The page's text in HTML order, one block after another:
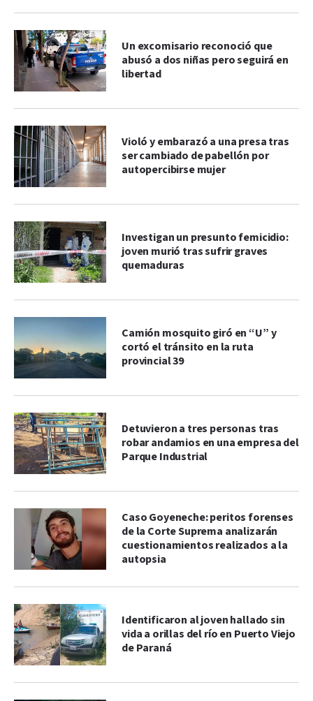
Un excomisario reconoció que
abusó a dos niñas pero seguirá en
libertad
Violó y embarazó a una presa tras
ser cambiado de pabellón por
autopercibirse mujer
Investigan un presunto femicidio:
joven murió tras sufrir graves
quemaduras
Camión mosquito giró en “U” y
cortó el tránsito en la ruta
provincial 39
Detuvieron a tres personas tras
robar andamios en una empresa del
Parque Industrial
Caso Goyeneche: peritos forenses
de la Corte Suprema analizarán
cuestionamientos realizados a la
autopsia
Identificaron al joven hallado sin
vida a orillas del río en Puerto Viejo
de Paraná